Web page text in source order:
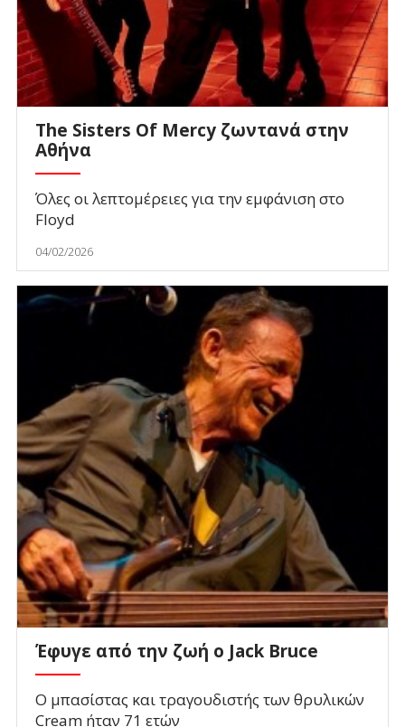
The Sisters Of Mercy ζωντανά στην
Αθήνα
Όλες οι λεπτομέρειες για την εμφάνιση στο
Floyd
04/02/2026
Έφυγε από την ζωή ο Jack Bruce
Ο μπασίστας και τραγουδιστής των θρυλικών
Cream ήταν 71 ετών